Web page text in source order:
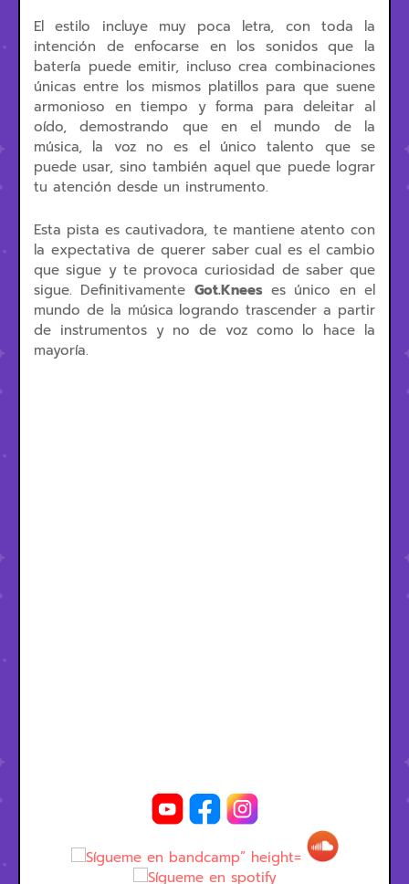
El estilo incluye muy poca letra, con toda la
intención de enfocarse en los sonidos que la
batería puede emitir, incluso crea combinaciones
únicas entre los mismos platillos para que suene
armonioso en tiempo y forma para deleitar al
oído, demostrando que en el mundo de la
música, la voz no es el único talento que se
puede usar, sino también aquel que puede lograr
tu atención desde un instrumento.
Esta pista es cautivadora, te mantiene atento con
la expectativa de querer saber cual es el cambio
que sigue y te provoca curiosidad de saber que
sigue. Definitivamente Got.Kneeses único en el
mundo de la música logrando trascender a partir
de instrumentos y no de voz como lo hace la
mayoría.